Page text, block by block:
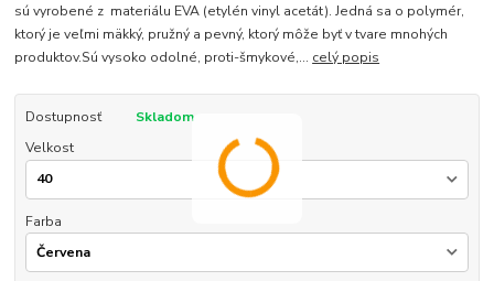
sú vyrobené z materiálu EVA (etylén vinyl acetát). Jedná sa o polymér,
ktorý je veľmi mäkký, pružný a pevný, ktorý môže byť v tvare mnohých
produktov.Sú vysoko odolné, proti-šmykové,... celý popis
Dostupnosť
Skladom
Velkost
Farba